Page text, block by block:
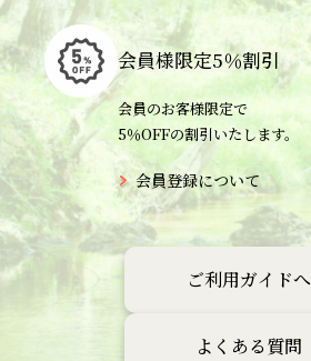
会員様限定5％割引
会員のお客様限定で
5％OFFの割引いたします。
会員登録について
ご利用ガイドへ
よくある質問